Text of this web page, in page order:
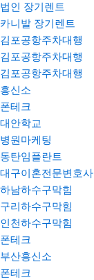
법인 장기렌트
카니발 장기렌트
김포공항주차대행
김포공항주차대행
김포공항주차대행
흥신소
폰테크
대안학교
병원마케팅
동탄임플란트
대구이혼전문변호사
하남하수구막힘
구리하수구막힘
인천하수구막힘
폰테크
부산흥신소
폰테크